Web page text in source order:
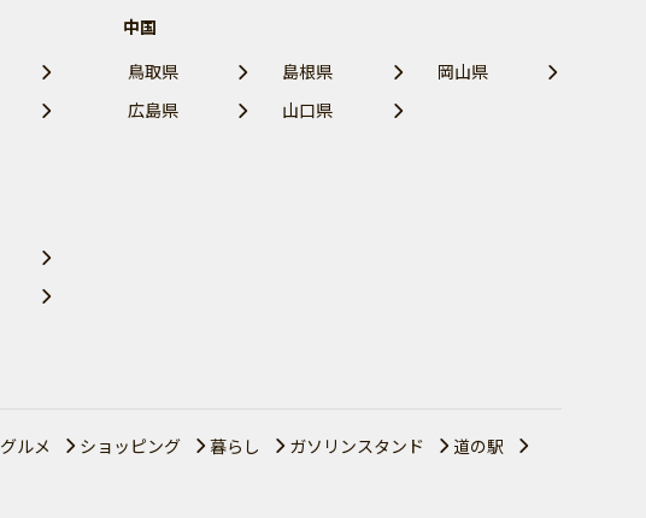
中国
鳥取県
島根県
岡山県
広島県
山口県
グルメ ショッピング 暮らし ガソリンスタンド
道の駅